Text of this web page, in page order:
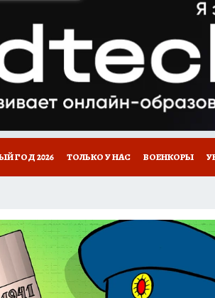
КОНКУРСЫ
ГОД 2026 ТОЛЬКО У НАС ВОЕНКОРЫ
167 ЛЕТ ХАБАРОВСКУ